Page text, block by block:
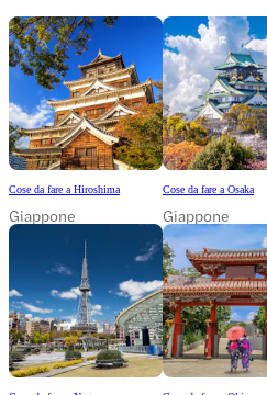
Cose da fare a Hiroshima
Giappone
Cose da fare a Osaka
Giappone